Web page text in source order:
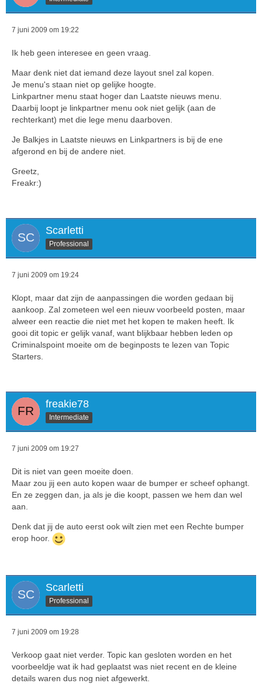
7 juni 2009 om 19:22
Ik heb geen interesee en geen vraag.
Maar denk niet dat iemand deze layout snel zal kopen.
Je menu's staan niet op gelijke hoogte.
Linkpartner menu staat hoger dan Laatste nieuws menu.
Daarbij loopt je linkpartner menu ook niet gelijk (aan de
rechterkant) met die lege menu daarboven.
Je Balkjes in Laatste nieuws en Linkpartners is bij de ene
afgerond en bij de andere niet.
Greetz,
Freakr:)
Scarletti
Professional
7 juni 2009 om 19:24
Klopt, maar dat zijn de aanpassingen die worden gedaan bij
aankoop. Zal zometeen wel een nieuw voorbeeld posten, maar
alweer een reactie die niet met het kopen te maken heeft. Ik
gooi dit topic er gelijk vanaf, want blijkbaar hebben leden op
Criminalspoint moeite om de beginposts te lezen van Topic
Starters.
freakie78
Intermediate
7 juni 2009 om 19:27
Dit is niet van geen moeite doen.
Maar zou jij een auto kopen waar de bumper er scheef ophangt.
En ze zeggen dan, ja als je die koopt, passen we hem dan wel
aan.
Denk dat jij de auto eerst ook wilt zien met een Rechte bumper
erop hoor.
Scarletti
Professional
7 juni 2009 om 19:28
Verkoop gaat niet verder. Topic kan gesloten worden en het
voorbeeldje wat ik had geplaatst was niet recent en de kleine
details waren dus nog niet afgewerkt.